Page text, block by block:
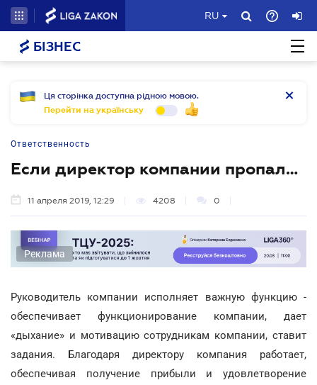
RU
БІЗНЕС
Ця сторінка доступна рідною мовою.
Перейти на українську
Ответственность
Если директор компании пропал…
11 апреля 2019, 12:29 4208 0
Реклама
Руководитель компании исполняет важную функцию -
обеспечивает функционирование компании, дает
«дыхание» и мотивацию сотрудникам компании, ставит
задания. Благодаря директору компания работает,
обеспечивая получение прибыли и удовлетворение